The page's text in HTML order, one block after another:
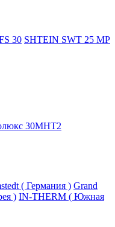
30 SHTEIN SWT 25 MP
30МНТ2
( Германия ) Grand
) IN-THERM ( Южная